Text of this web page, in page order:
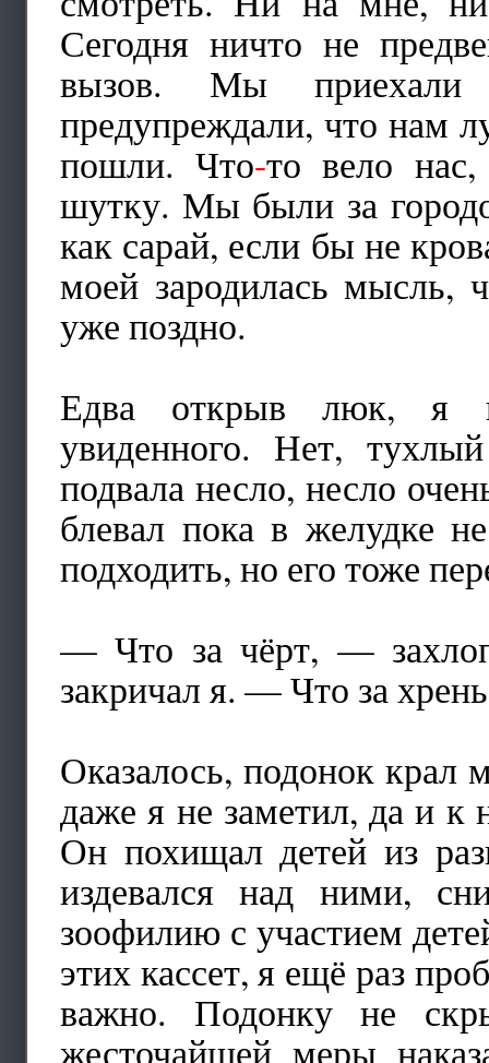
Сегодня ничто не
вызов. Мы приехали
предупреждали, что нам
пошли. Что-то вело
шутку. Мы были за
как сарай, если бы не
моей зародилась мысль,
уже поздно.
Едва открыв люк, я
увиденного. Нет,
подвала несло, несло
блевал пока в желудке
подходить, но его тоже
— Что за чёрт, —
закричал я. — Что за
Оказалось, подонок крал
даже я не заметил, да и к
Он похищал детей из
издевался над ними,
зоофилию с участием
этих кассет, я ещё раз
важно. Подонку не
жесточайшей меры